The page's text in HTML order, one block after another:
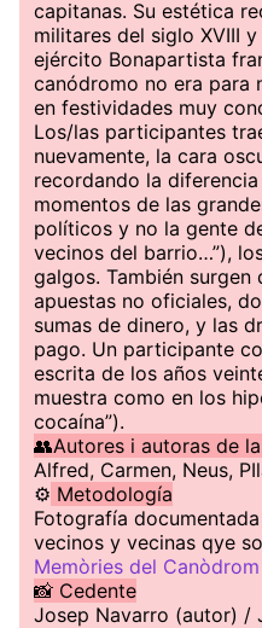
capitanas. Su estética
militares del siglo XVIII
ejército Bonapartista
canódromo no era para
en festividades muy
Los/las participantes
nuevamente, la cara
recordando la
momentos de las
políticos y no la gente
vecinos del barrio…”),
galgos. También surgen
apuestas no oficiales,
sumas de dinero, y las
pago. Un participante
escrita de los años
muestra como en los
cocaína”).
👥Autores i autoras de
Alfred, Carmen, Neus,
⚙️ Metodología
Fotografía
vecinos y vecinas qye
Memòries del Canòdrom
📸 Cedente
Josep Navarro (autor) /